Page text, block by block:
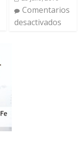
Comentarios
desactivados